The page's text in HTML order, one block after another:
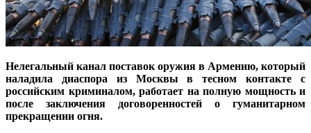
Нелегальный канал поставок оружия в Армению, который
наладила диаспора из Москвы в тесном контакте с
российским криминалом, работает на полную мощность и
после заключения договоренностей о гуманитарном
прекращении огня.